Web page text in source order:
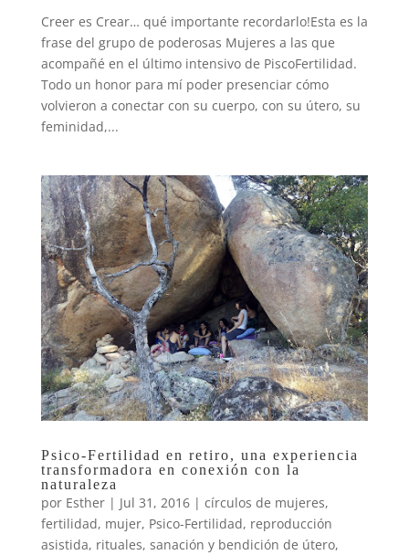
Creer es Crear… qué importante recordarlo!Esta es la
frase del grupo de poderosas Mujeres a las que
acompañé en el último intensivo de PiscoFertilidad.
Todo un honor para mí poder presenciar cómo
volvieron a conectar con su cuerpo, con su útero, su
feminidad,...
Psico-Fertilidad en retiro, una experiencia
transformadora en conexión con la
naturaleza
por Esther| Jul 31, 2016| círculos de mujeres,
fertilidad, mujer, Psico-Fertilidad, reproducción
asistida, rituales, sanación y bendición de útero,